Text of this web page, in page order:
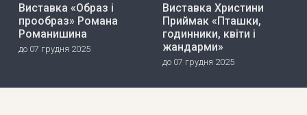
Виставка «Образ і
прообраз» Романа
Романишина
до 07 грудня 2025
Виставка Христини
Приймак «Пташки,
годинники, квіти і
жандарми»
до 07 грудня 2025